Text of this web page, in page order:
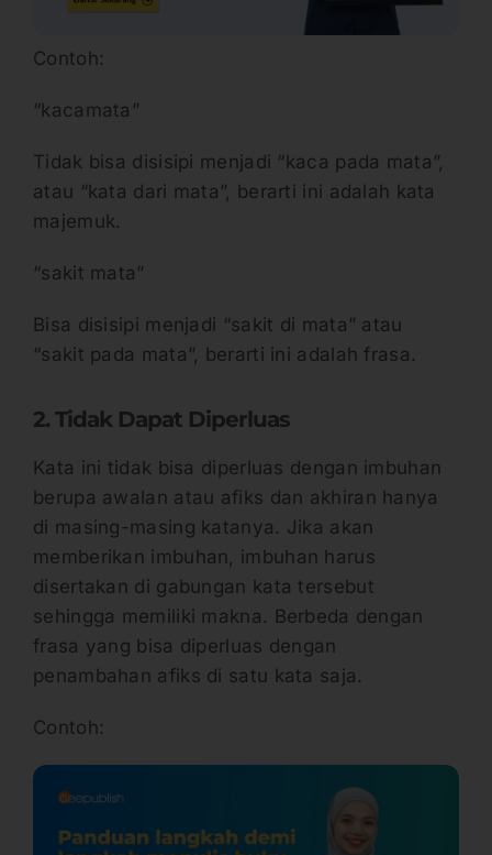
Contoh:
“kacamata”
Tidak bisa disisipi menjadi “kaca pada mata”,
atau “kata dari mata”, berarti ini adalah kata
majemuk.
“sakit mata”
Bisa disisipi menjadi “sakit di mata” atau
“sakit pada mata”, berarti ini adalah frasa.
2. Tidak Dapat Diperluas
Kata ini tidak bisa diperluas dengan imbuhan
berupa awalan atau afiks dan akhiran hanya
di masing-masing katanya. Jika akan
memberikan imbuhan, imbuhan harus
disertakan di gabungan kata tersebut
sehingga memiliki makna. Berbeda dengan
frasa yang bisa diperluas dengan
penambahan afiks di satu kata saja.
Contoh: